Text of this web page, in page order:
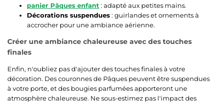
panier Pâques enfant : adapté aux petites mains.
Décorations suspendues: guirlandes et ornements à
accrocher pour une ambiance aérienne.
Créer une ambiance chaleureuse avec des touches
finales
Enfin, n'oubliez pas d'ajouter des touches finales à votre
décoration. Des couronnes de Pâques peuvent être suspendues
à votre porte, et des bougies parfumées apporteront une
atmosphère chaleureuse. Ne sous-estimez pas l'impact des